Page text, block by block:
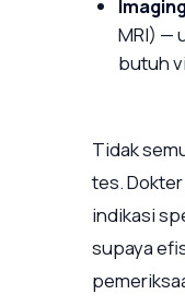
MRI) —
butuh
Tidak
tes.
indikasi
supaya